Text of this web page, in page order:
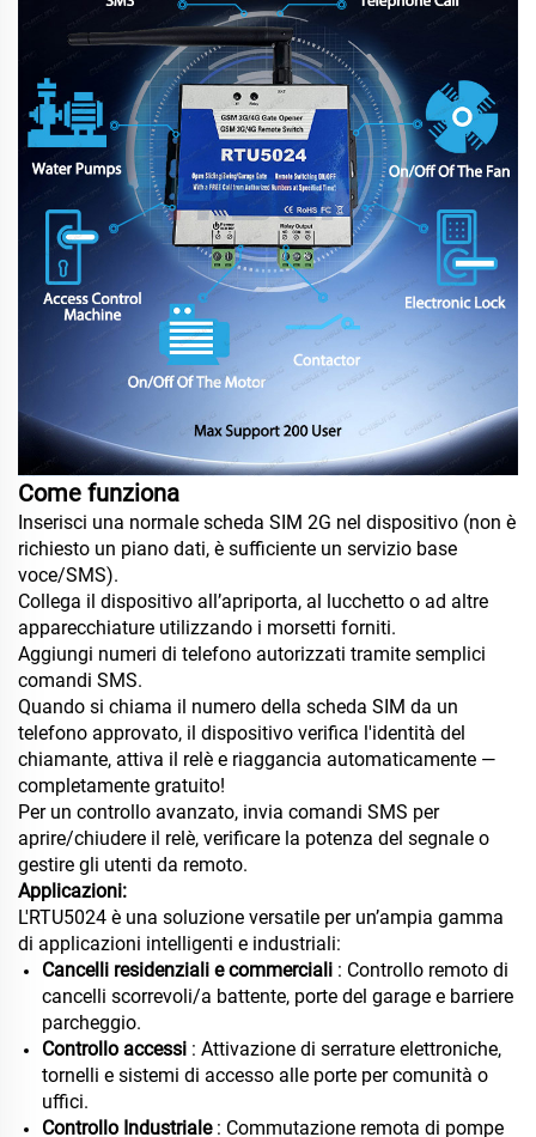
Come funziona
Inserisci una normale scheda SIM 2G nel dispositivo (non è
richiesto un piano dati, è sufficiente un servizio base
voce/SMS).
Collega il dispositivo all’apriporta, al lucchetto o ad altre
apparecchiature utilizzando i morsetti forniti.
Aggiungi numeri di telefono autorizzati tramite semplici
comandi SMS.
Quando si chiama il numero della scheda SIM da un
telefono approvato, il dispositivo verifica l'identità del
chiamante, attiva il relè e riaggancia automaticamente —
completamente gratuito!
Per un controllo avanzato, invia comandi SMS per
aprire/chiudere il relè, verificare la potenza del segnale o
gestire gli utenti da remoto.
Applicazioni:
L'RTU5024 è una soluzione versatile per un’ampia gamma
di applicazioni intelligenti e industriali:
Cancelli residenziali e commerciali : Controllo remoto di
cancelli scorrevoli/a battente, porte del garage e barriere
parcheggio.
Controllo accessi : Attivazione di serrature elettroniche,
tornelli e sistemi di accesso alle porte per comunità o
uffici.
Controllo Industriale : Commutazione remota di pompe